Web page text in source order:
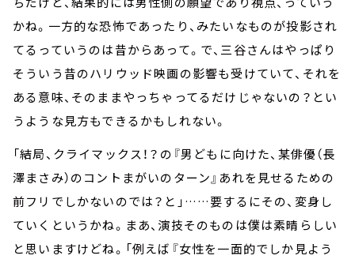
かね。一方的な恐怖であったり、みたいなものが投影され
てるっていうのは昔からあって。で、三谷さんはやっぱり
そういう昔のハリウッド映画の影響も受けていて、それを
ある意味、そのままやっちゃってるだけじゃないの？とい
うような見方もできるかもしれない。
「結局、クライマックス！？の『男どもに向けた、某俳優（長
澤まさみ）のコントまがいのターン』あれを見せるための
前フリでしかないのでは？と」……要するにその、変身し
ていくというかね。まあ、演技そのものは僕は素晴らしい
と思いますけどね。「例えば『女性を一面的でしか見よう